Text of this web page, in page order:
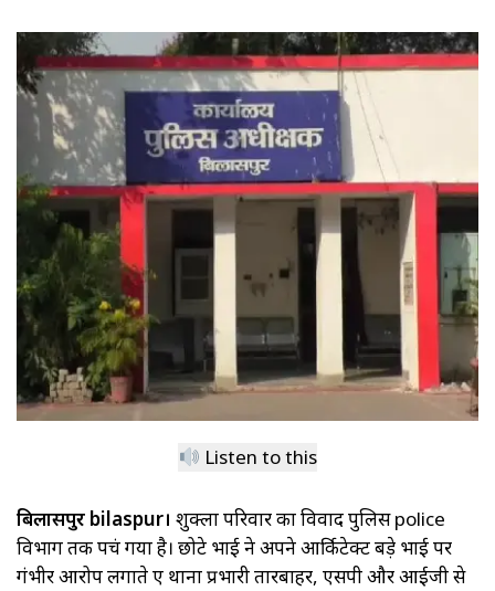
Listen to this
बिलासपुर bilaspur। शुक्ला परिवार का विवाद पुलिस police
विभाग तक पहुंच गया है। छोटे भाई ने अपने आर्किटेक्ट बड़े भाई पर
गंभीर आरोप लगाते हुए थाना प्रभारी तारबाहर, एसपी और आईजी से